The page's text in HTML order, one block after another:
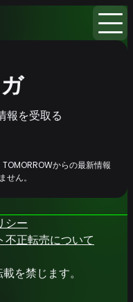
報を受取る
からの最新情報
せん。
シー
不正転売について
を禁じます。